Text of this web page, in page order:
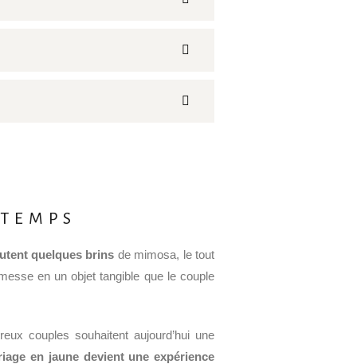
quelques brins de mimosa, le tout
en un objet tangible que le couple
couples souhaitent aujourd’hui une
en jaune devient une expérience